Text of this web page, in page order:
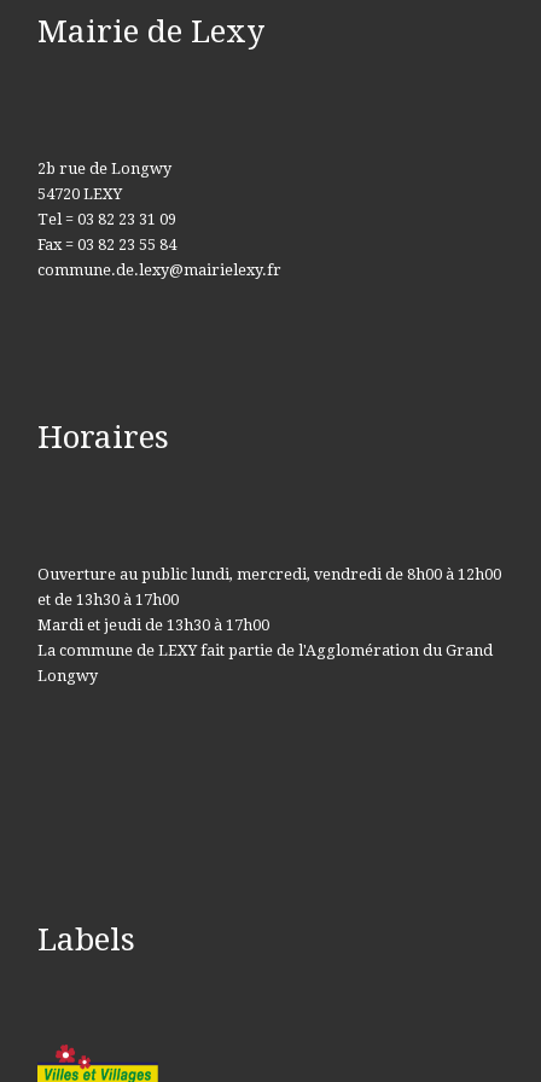
Mairie de Lexy
2b rue de Longwy
54720 LEXY
Tel = 03 82 23 31 09
Fax = 03 82 23 55 84
commune.de.lexy@mairielexy.fr
Horaires
Ouverture au public lundi, mercredi, vendredi de 8h00 à 12h00
et de 13h30 à 17h00
Mardi et jeudi de 13h30 à 17h00
La commune de LEXY fait partie de l'Agglomération du Grand
Longwy
Labels